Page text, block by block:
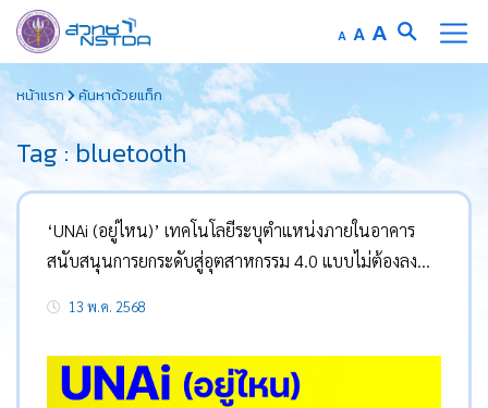
to
content
A Decrease
font
AReset
font
A Increase
font
หน้าแรก ค้นหาด้วยแท็ก
Tag : bluetooth
‘UNAi (อยู่ไหน)’ เทคโนโลยีระบุตำแหน่งภายในอาคาร
สนับสนุนการยกระดับสู่อุตสาหกรรม 4.0 แบบไม่ต้องลงทุน
13 พ.ค. 2568